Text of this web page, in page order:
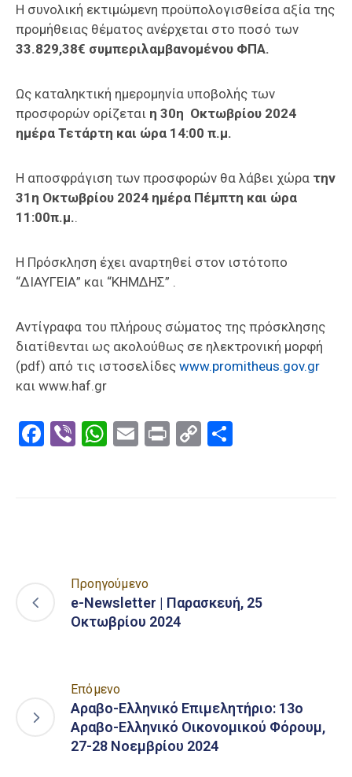
Η συνολική εκτιμώμενη προϋπολογισθείσα αξία της
προμήθειας θέματος ανέρχεται στο ποσό των
33.829,38€ συμπεριλαμβανομένου ΦΠΑ.
Ως καταληκτική ημερομηνία υποβολής των
προσφορών ορίζεται η 30η Οκτωβρίου 2024
ημέρα Τετάρτη και ώρα 14:00 π.μ.
Η αποσφράγιση των προσφορών θα λάβει χώρα την
31η Οκτωβρίου 2024 ημέρα Πέμπτη και ώρα
11:00π.μ..
Η Πρόσκληση έχει αναρτηθεί στον ιστότοπο
“ΔΙΑΥΓΕΙΑ” και “ΚΗΜΔΗΣ” .
Αντίγραφα του πλήρους σώματος της πρόσκλησης
διατίθενται ως ακολούθως σε ηλεκτρονική μορφή
(pdf) από τις ιστοσελίδες www.promitheus.gov.gr
και www.haf.gr
Facebook
ViberWhatsApp
EmailPrintCopy
Προηγούμενο
e-Newsletter | Παρασκευή, 25
Οκτωβρίου 2024
Επόμενο
Αραβο-Ελληνικό Επιμελητήριο: 13ο
Αραβο-Ελληνικό Οικονομικού Φόρουμ,
27-28 Νοεμβρίου 2024